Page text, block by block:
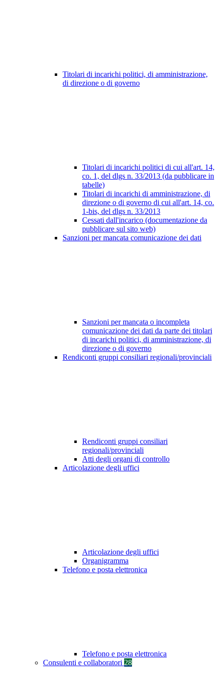
Titolari di incarichi politici, di amministrazione,
di direzione o di governo
Titolari di incarichi politici di cui all'art. 14,
co. 1, del dlgs n. 33/2013 (da pubblicare in
tabelle)
Titolari di incarichi di amministrazione, di
direzione o di governo di cui all'art. 14, co.
1-bis, del dlgs n. 33/2013
Cessati dall'incarico (documentazione da
pubblicare sul sito web)
Sanzioni per mancata comunicazione dei dati
Sanzioni per mancata o incompleta
comunicazione dei dati da parte dei titolari
di incarichi politici, di amministrazione, di
direzione o di governo
Rendiconti gruppi consiliari regionali/provinciali
Rendiconti gruppi consiliari
regionali/provinciali
Atti degli organi di controllo
Articolazione degli uffici
Articolazione degli uffici
Organigramma
Telefono e posta elettronica
Telefono e posta elettronica
Consulenti e collaboratori 28